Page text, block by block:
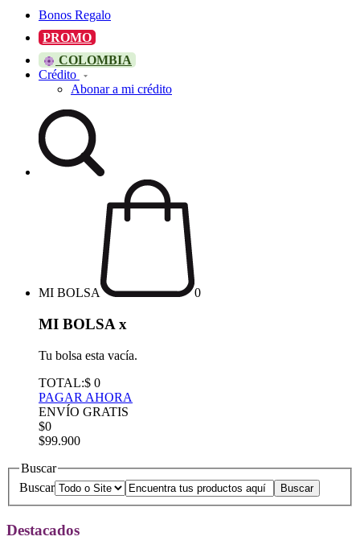
Bonos Regalo
PROMO
COLOMBIA
Crédito
Abonar a mi crédito
MI BOLSA 0
MI BOLSA x
Tu bolsa esta vacía.
TOTAL:$ 0
PAGAR AHORA
ENVÍO GRATIS
$0
$99.900
Buscar
Buscar
Destacados